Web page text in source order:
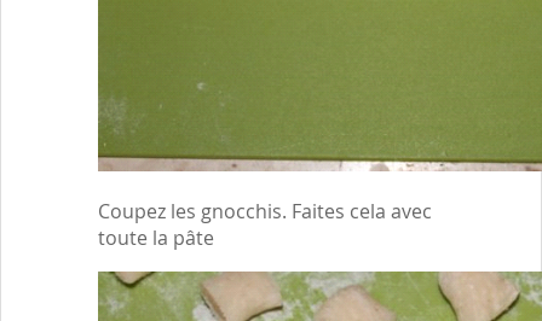
Coupez les gnocchis. Faites cela avec
toute la pâte